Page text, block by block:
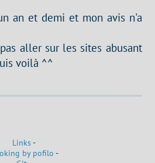
an et demi et mon avis n'a
aller sur les sites abusant
voilà ^^
Links-
by pofilo -